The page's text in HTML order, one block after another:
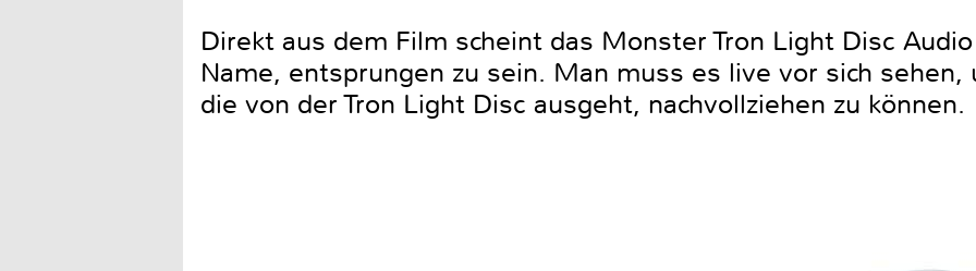
Direkt aus dem Film scheint das Monster Tron Light Disc
Name, entsprungen zu sein. Man muss es live vor sich sehen,
die von der Tron Light Disc ausgeht, nachvollziehen zu können.